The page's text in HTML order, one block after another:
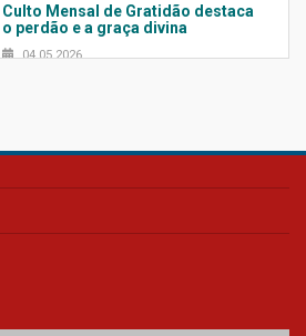
Culto Mensal de Gratidão destaca
o perdão e a graça divina
04.05.2026
Confira como foi o culto mensal